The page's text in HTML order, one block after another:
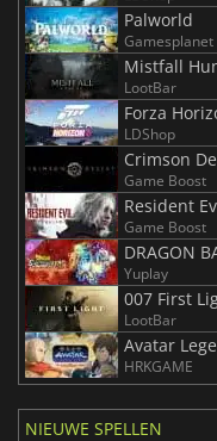
Palworld
Gamesplanet
Mistfall
LootBar
Forza
LDShop
Crimson
Game Boost
Resident
Game Boost
Yuplay
007 First
LootBar
Avatar
HRKGAME
NIEUWE SPELLEN